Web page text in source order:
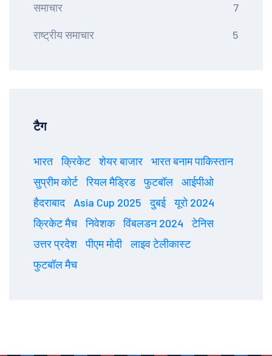
समाचार 7
राष्ट्रीय समाचार 5
टैग
भारत क्रिकेट शेयर बाजार
भारत बनाम पाकिस्तान
सुप्रीम कोर्ट
रियल मैड्रिड फुटबॉल
आईपीओ
हैदराबाद
Asia Cup 2025 दुबई
यूरो 2024
क्रिकेट मैच
निवेशक विंबलडन 2024
टेनिस
उत्तर प्रदेश
पीएम मोदी
लाइव टेलीकास्ट
फुटबॉल मैच